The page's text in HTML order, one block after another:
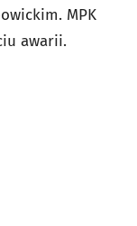
MPK
awarii.